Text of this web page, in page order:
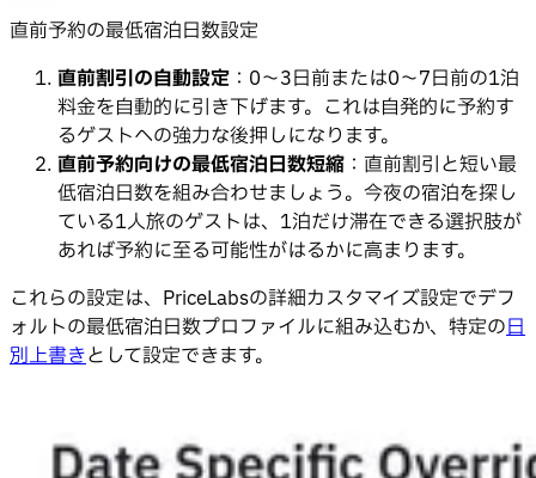
直前予約の最低宿泊日数設定
直前割引の自動設定 ：0〜3日前または0〜7日前の1泊
料金を自動的に引き下げます。これは自発的に予約す
るゲストへの強力な後押しになります。
直前予約向けの最低宿泊日数短縮 ：直前割引と短い最
低宿泊日数を組み合わせましょう。今夜の宿泊を探し
ている1人旅のゲストは、1泊だけ滞在できる選択肢が
あれば予約に至る可能性がはるかに高まります。
これらの設定は、PriceLabsの詳細カスタマイズ設定でデフ
ォルトの最低宿泊日数プロファイルに組み込むか、特定の日
別上書きとして設定できます。